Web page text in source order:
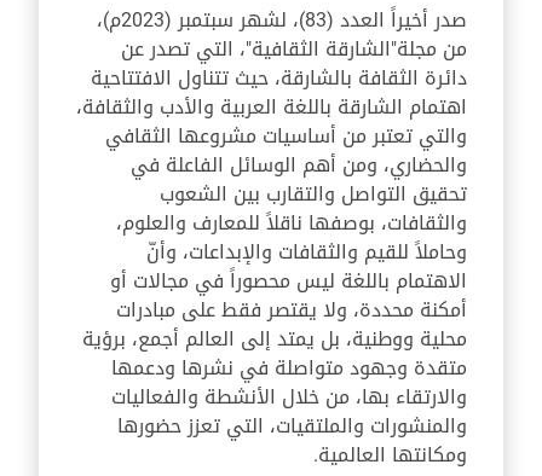
صدر أخيراً العدد (83)، لشهر سبتمبر (2023م)،
من مجلة"الشارقة الثقافية"، التي تصدر عن
دائرة الثقافة بالشارقة، حيث تتناول الافتتاحية
اهتمام الشارقة باللغة العربية والأدب والثقافة،
والتي تعتبر من أساسيات مشروعها الثقافي
والحضاري، ومن أهم الوسائل الفاعلة في
تحقيق التواصل والتقارب بين الشعوب
والثقافات، بوصفها ناقلاً للمعارف والعلوم،
وحاملاً للقيم والثقافات والإبداعات، وأنّ
الاهتمام باللغة ليس محصوراً في مجالات أو
أمكنة محددة، ولا يقتصر فقط على مبادرات
محلية ووطنية، بل يمتد إلى العالم أجمع، برؤية
متقدة وجهود متواصلة في نشرها ودعمها
والارتقاء بها، من خلال الأنشطة والفعاليات
والمنشورات والملتقيات، التي تعزز حضورها
ومكانتها العالمية.